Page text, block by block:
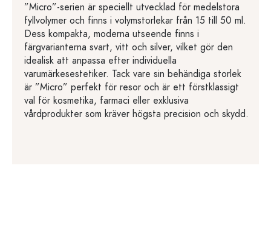
”Micro”-serien är speciellt utvecklad för medelstora
fyllvolymer och finns i volymstorlekar från 15 till 50 ml.
Dess kompakta, moderna utseende finns i
färgvarianterna svart, vitt och silver, vilket gör den
idealisk att anpassa efter individuella
varumärkesestetiker. Tack vare sin behändiga storlek
är ”Micro” perfekt för resor och är ett förstklassigt
val för kosmetika, farmaci eller exklusiva
vårdprodukter som kräver högsta precision och skydd.